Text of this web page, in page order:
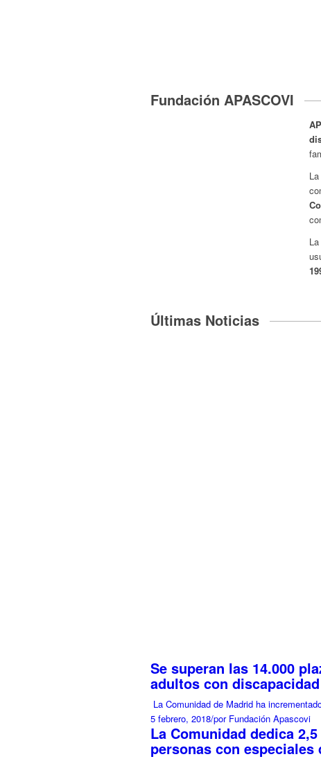
Fundación APASCOVI
La
Últimas Noticias
Se superan las 14.000
adultos con
La Comunidad de Madrid ha
5 febrero, 2018/por Fundación Apascovi
La Comunidad dedica
personas con